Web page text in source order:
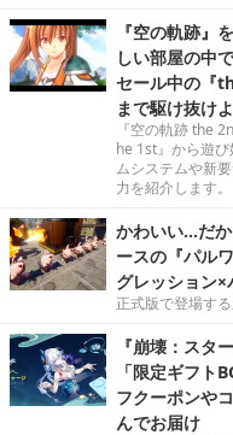
『空の軌跡』
しい部屋の中
セール中の『
まで駆け抜け
『空の軌跡 the
he 1st』から遊
ムシステムや新
力を紹介します。
かわいい…だ
ースの『パル
グレッション×
正式版で登場す
『崩壊：スタ
「限定ギフト
フクーポンや
んでお届け